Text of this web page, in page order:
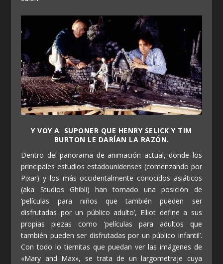
Y VOY A SUPONER QUE HENRY SELICK Y TIM
BURTON LE DARÍAN LA RAZÓN.
Dentro del panorama de animación actual, donde los
principales estudios estadounidenses (comenzando por
Pixar) y los más occidentalmente conocidos asiáticos
(aka Studios Ghibli) han tomado una posición de
‘películas para niños que también pueden ser
disfrutadas por un público adulto’, Elliot define a sus
propias piezas como ‘películas para adultos que
también pueden ser disfrutadas por un público infantil’.
Con todo lo tiernitas que puedan ver las imágenes de
«Mary and Max», se trata de un largometraje cuya